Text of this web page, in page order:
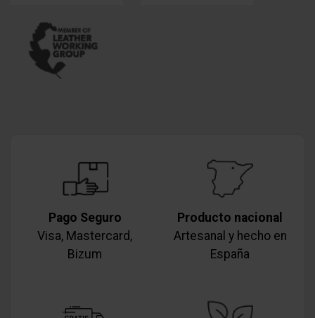
Pago Seguro
Visa, Mastercard,
Bizum
Producto nacional
Artesanal y hecho en
España